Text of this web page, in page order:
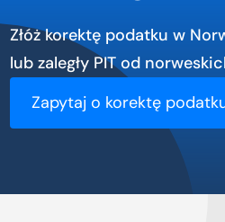
Złóż korektę podatku w
lub zaległy PIT od
Zapytaj o korektę